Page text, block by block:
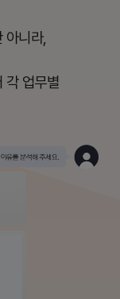
아니라,
각 업무별